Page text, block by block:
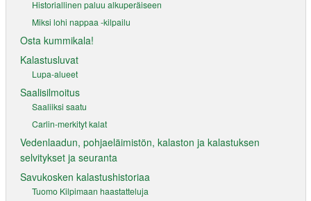
Historiallinen paluu alkuperäiseen
Miksi lohi nappaa -kilpailu
Osta kummikala!
Kalastusluvat
Lupa-alueet
Saalisilmoitus
Saaliiksi saatu
Carlin-merkityt kalat
Vedenlaadun, pohjaeläimistön, kalaston ja kalastuksen
selvitykset ja seuranta
Savukosken kalastushistoriaa
Tuomo Kilpimaan haastatteluja